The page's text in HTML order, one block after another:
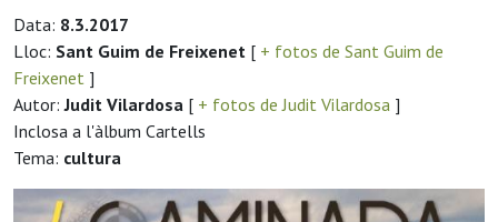
Data: 8.3.2017
Lloc: Sant Guim de Freixenet [ + fotos de Sant Guim de
Freixenet ]
Autor:Judit Vilardosa [ + fotos de Judit Vilardosa ]
Inclosa a l'àlbum Cartells
Tema: cultura